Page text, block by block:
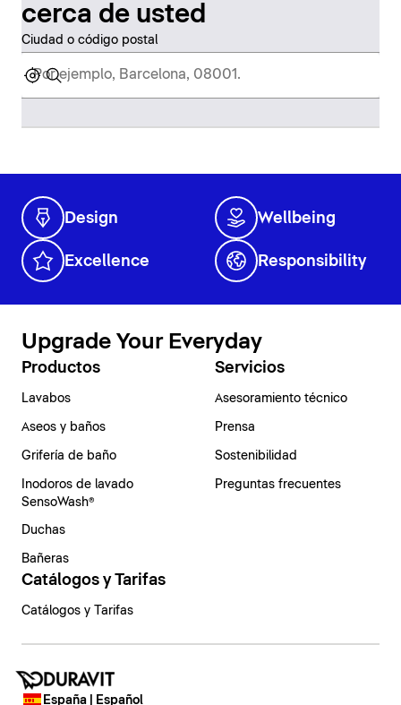
cerca de usted
Ciudad o código postal
Design Wellbeing
Excellence Responsibility
Upgrade Your Everyday
Productos
Lavabos
Aseos y baños
Grifería de baño
Inodoros de lavado
SensoWash®
Duchas
Bañeras
Servicios
Asesoramiento técnico
Prensa
Sostenibilidad
Preguntas frecuentes
Catálogos y Tarifas
Catálogos y Tarifas
España | Español